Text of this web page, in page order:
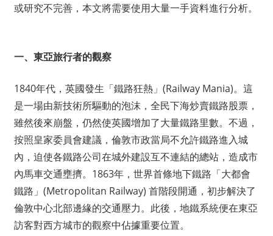
或研究不完善，本文將需要使用大量一手資料進行分析。
一、東亞旅行者的觀察
1840年代，英國發生「鐵路狂熱」(Railway Mania)。這
是一場由新技術所驅動的泡沫，全民下海炒賣鐵路股票，
雖然後來崩盤，仍然使英國增加了大量鐵路里數。不過，
按照皇家委員會建議，倫敦市政當局不允許鐵路進入城
內，迫使各鐵路公司在城外建設互不連結的總站，造成市
內馬車交通壅擠。1863年，世界首條地下鐵路「大都會
鐵路」(Metropolitan Railway) 首階段開通，初步解決了
倫敦中心北部邊緣的交通壓力。此後，地鐵系統便在東亞
訪客對西方城市的觀察中佔據重要位置。